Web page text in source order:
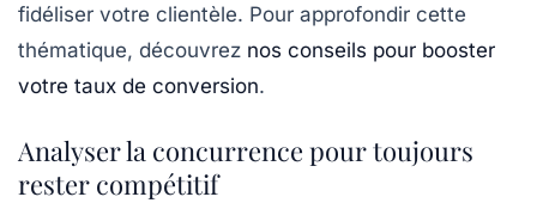
fidéliser votre clientèle. Pour approfondir cette
thématique, découvrez nos conseils pour booster
votre taux de conversion.
Analyser la concurrence pour toujours
rester compétitif